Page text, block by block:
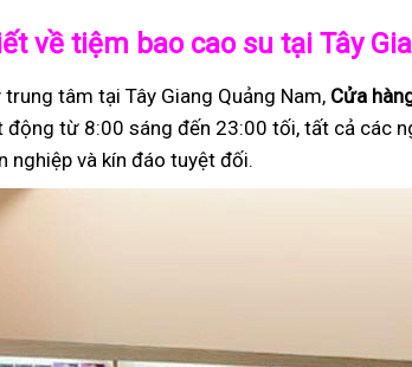
về tiệm bao cao su tại Tây
tâm tại Tây Giang Quảng Nam, Cửa
từ 8:00 sáng đến 23:00 tối, tất cả các
nghiệp và kín đáo tuyệt đối.